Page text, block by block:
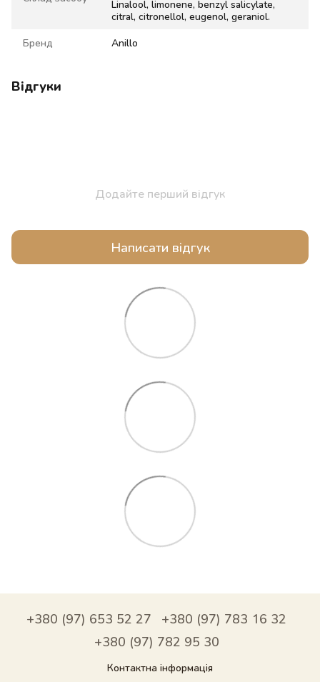
Linalool, limonene, benzyl salicylate,
citral, citronellol, eugenol, geraniol.
Бренд Anillo
Відгуки
Додайте перший відгук
Написати відгук
+380 (97) 653 52 27
+380 (97) 783 16 32
+380 (97) 782 95 30
Контактна інформація